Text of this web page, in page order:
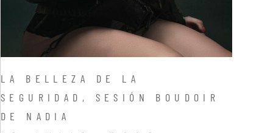
LA BELLEZA DE LA
SEGURIDAD, SESIÓN BOUDOIR
DE NADIA